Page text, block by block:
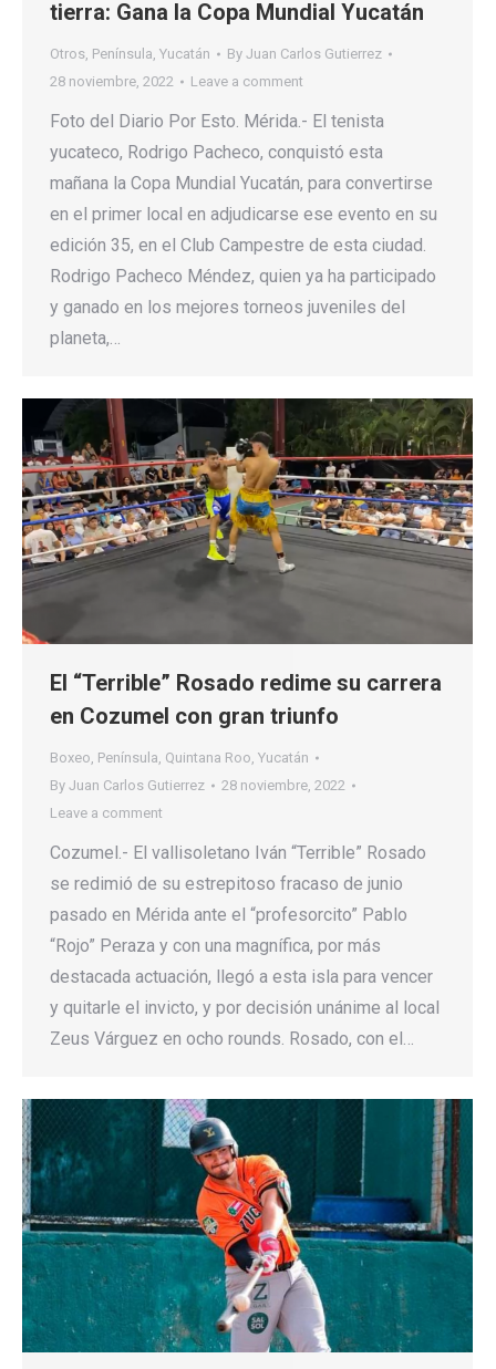
tierra: Gana la Copa Mundial Yucatán
Otros, Península, Yucatán By Juan Carlos Gutierrez
28 noviembre, 2022
Leave a comment
Foto del Diario Por Esto. Mérida.- El tenista
yucateco, Rodrigo Pacheco, conquistó esta
mañana la Copa Mundial Yucatán, para convertirse
en el primer local en adjudicarse ese evento en su
edición 35, en el Club Campestre de esta ciudad.
Rodrigo Pacheco Méndez, quien ya ha participado
y ganado en los mejores torneos juveniles del
planeta,…
El “Terrible” Rosado redime su carrera
en Cozumel con gran triunfo
Boxeo, Península, Quintana Roo, Yucatán
By Juan Carlos Gutierrez
28 noviembre, 2022
Leave a comment
Cozumel.- El vallisoletano Iván “Terrible” Rosado
se redimió de su estrepitoso fracaso de junio
pasado en Mérida ante el “profesorcito” Pablo
“Rojo” Peraza y con una magnífica, por más
destacada actuación, llegó a esta isla para vencer
y quitarle el invicto, y por decisión unánime al local
Zeus Várguez en ocho rounds. Rosado, con el…